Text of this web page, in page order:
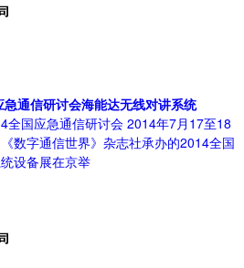
通信研讨会海能达无线对讲系统
全国应急通信研讨会 2014年7月17至18
数字通信世界》杂志社承办的2014全国
设备展在京举